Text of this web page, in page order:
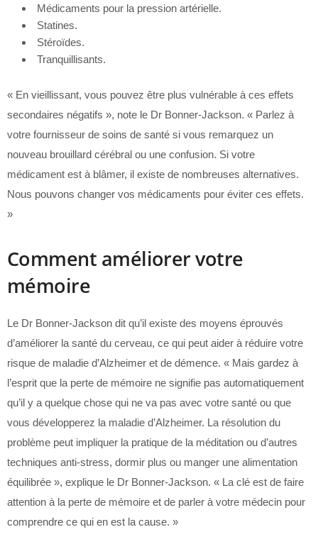
Médicaments pour la pression artérielle.
Statines.
Stéroïdes.
Tranquillisants.
« En vieillissant, vous pouvez être plus vulnérable à ces effets
secondaires négatifs », note le Dr Bonner-Jackson. « Parlez à
votre fournisseur de soins de santé si vous remarquez un
nouveau brouillard cérébral ou une confusion. Si votre
médicament est à blâmer, il existe de nombreuses alternatives.
Nous pouvons changer vos médicaments pour éviter ces effets.
»
Comment améliorer votre
mémoire
Le Dr Bonner-Jackson dit qu’il existe des moyens éprouvés
d’améliorer la santé du cerveau, ce qui peut aider à réduire votre
risque de maladie d’Alzheimer et de démence. « Mais gardez à
l’esprit que la perte de mémoire ne signifie pas automatiquement
qu’il y a quelque chose qui ne va pas avec votre santé ou que
vous développerez la maladie d’Alzheimer. La résolution du
problème peut impliquer la pratique de la méditation ou d’autres
techniques anti-stress, dormir plus ou manger une alimentation
équilibrée », explique le Dr Bonner-Jackson. « La clé est de faire
attention à la perte de mémoire et de parler à votre médecin pour
comprendre ce qui en est la cause. »